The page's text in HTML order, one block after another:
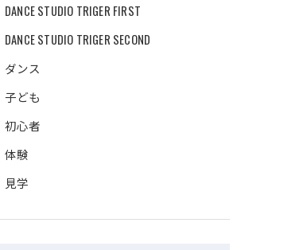
DANCE STUDIO TRIGER FIRST
DANCE STUDIO TRIGER SECOND
ダンス
子ども
初心者
体験
見学